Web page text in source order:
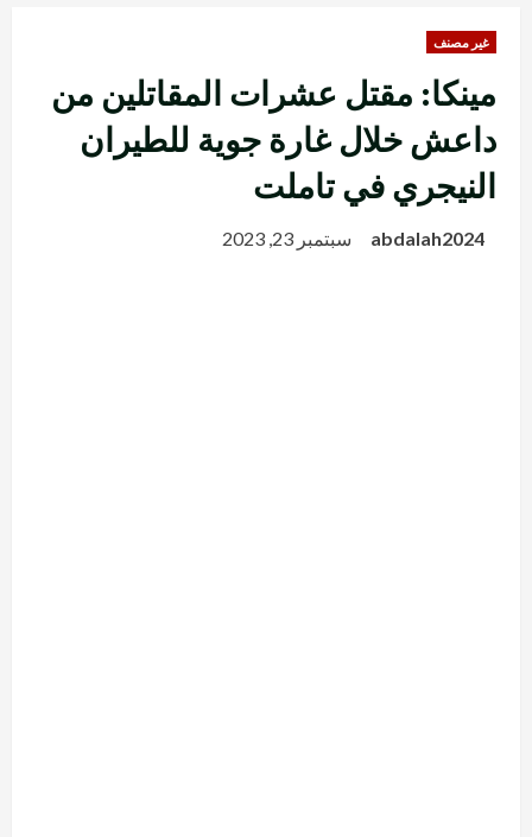
غير مصنف
مينكا: مقتل عشرات المقاتلين من
داعش خلال غارة جوية للطيران
النيجري في تاملت
abdalah2024 سبتمبر 23, 2023